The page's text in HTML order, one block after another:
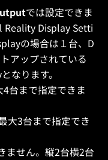
では設定できま
Reality Display Setti
の場合は１台、D
アップされている
なります。
4台まで指定できま
大3台まで指定でき
ません。縦2台横2台